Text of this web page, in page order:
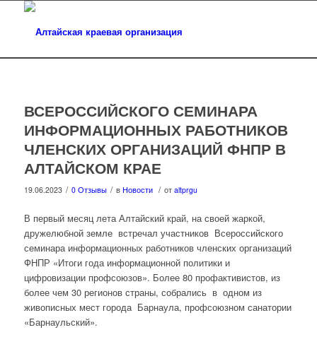
ВСЕРОССИЙСКОГО СЕМИНАРА
ИНФОРМАЦИОННЫХ РАБОТНИКОВ
ЧЛЕНСКИХ ОРГАНИЗАЦИЙ ФНПР В
АЛТАЙСКОМ КРАЕ
19.06.2023 / 0 Отзывы / в Новости / от altprgu
В первый месяц лета Алтайский край, на своей жаркой,
дружелюбной земле встречал участников Всероссийского
семинара информационных работников членских организаций
ФНПР «Итоги года информационной политики и
цифровизации профсоюзов». Более 80 профактивистов, из
более чем 30 регионов страны, собрались в одном из
живописных мест города Барнаула, профсоюзном санатории
«Барнаульский».